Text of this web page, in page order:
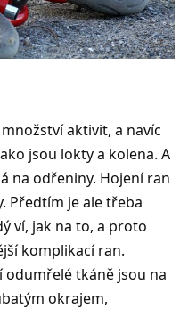
aktivit, a navíc
jsou lokty a kolena. A
na odřeniny. Hojení ran
Předtím je ale třeba
ví, jak na to, a proto
komplikací ran.
odumřelé tkáně jsou na
okrajem,